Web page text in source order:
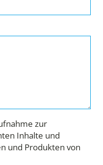
zur
Inhalte und
und Produkten von